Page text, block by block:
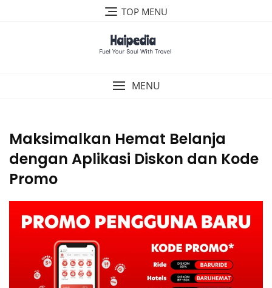
TOP MENU
MENU
Maksimalkan Hemat Belanja
dengan Aplikasi Diskon dan Kode
Promo